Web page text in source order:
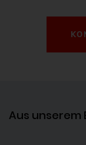
Elephant
esxi
Aus unserem